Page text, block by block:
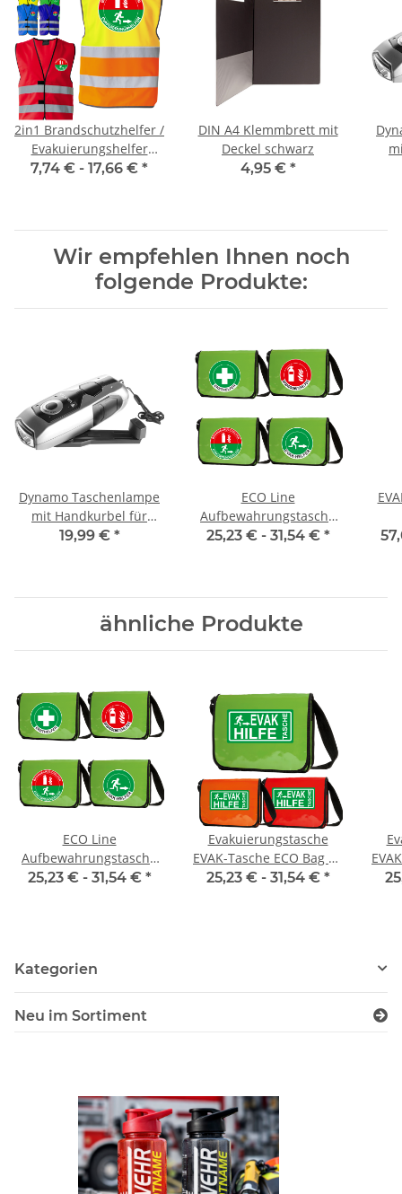
2in1 Brandschutzhelfer /
Evakuierungshelfer
Standard Warnweste
7,74 € - 17,66 € *
DIN A4 Klemmbrett mit
Deckel schwarz
4,95 € *
Wir empfehlen Ihnen noch
folgende Produkte:
Dynamo Taschenlampe
mit Handkurbel für
Notfall, Camping,
19,99 € *
ECO Line
Aufbewahrungstasche
Berlin Evak oder
25,23 € - 31,54 € *
ähnliche Produkte
ECO Line
Aufbewahrungstasche
Berlin Evak oder
25,23 € - 31,54 € *
Evakuierungstasche
EVAK-Tasche ECO Bag S2
Aufbewahrungstasche
25,23 € - 31,54 € *
Kategorien
Neu im Sortiment